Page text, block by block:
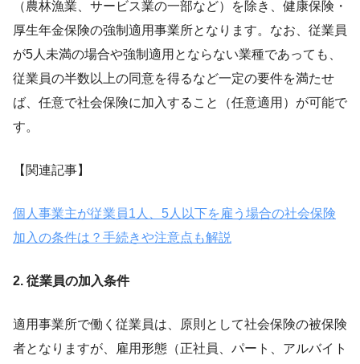
（農林漁業、サービス業の一部など）を除き、健康保険・
厚生年金保険の強制適用事業所となります。なお、従業員
が5人未満の場合や強制適用とならない業種であっても、
従業員の半数以上の同意を得るなど一定の要件を満たせ
ば、任意で社会保険に加入すること（任意適用）が可能で
す。
【関連記事】
個人事業主が従業員1人、5人以下を雇う場合の社会保険
加入の条件は？手続きや注意点も解説
2. 従業員の加入条件
適用事業所で働く従業員は、原則として社会保険の被保険
者となりますが、雇用形態（正社員、パート、アルバイト